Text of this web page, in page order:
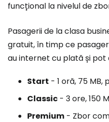
funcțional la nivelul de
Pasagerii de la clasa
gratuit, în timp ce
au internet cu plată și
Start - 1 oră, 75 MB,
Classic - 3 ore, 150
Premium - Zbor